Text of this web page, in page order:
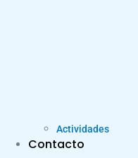
Actividades
Contacto